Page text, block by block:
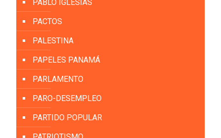
PABLO IGLESIAS
PACTOS
PALESTINA
PAPELES PANAMÁ
PARLAMENTO
PARO-DESEMPLEO
PARTIDO POPULAR